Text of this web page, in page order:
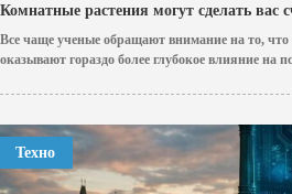
Комнатные растения могут сделать вас
Все чаще ученые обращают внимание на то,
оказывают гораздо более глубокое влияние на
Техно